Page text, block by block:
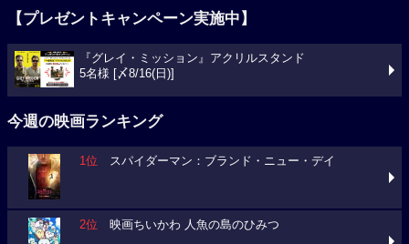
【プレゼントキャンペーン実施中】
『グレイ・ミッション』アクリルスタンド
5名様 [〆8/16(日)]
今週の映画ランキング
1位 スパイダーマン：ブランド・ニュー・デイ
2位 映画ちいかわ 人魚の島のひみつ